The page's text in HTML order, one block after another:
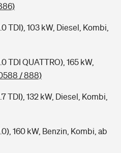
TDI), 103 kW, Diesel, Kombi,
TDI QUATTRO), 165 kW,
/ 888)
TDI), 132 kW, Diesel, Kombi,
160 kW, Benzin, Kombi, ab